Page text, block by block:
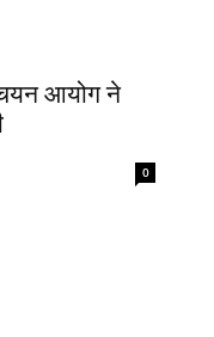
आयोग ने
0